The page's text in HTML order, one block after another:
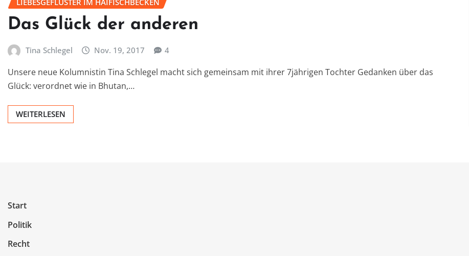
LIEBESGEFLÜSTER IM HAIFISCHBECKEN
Das Glück der anderen
Tina Schlegel Nov. 19, 2017 4
Unsere neue Kolumnistin Tina Schlegel macht sich gemeinsam mit ihrer 7jährigen Tochter Gedanken über das
Glück: verordnet wie in Bhutan,…
WEITERLESEN
Start
Politik
Recht